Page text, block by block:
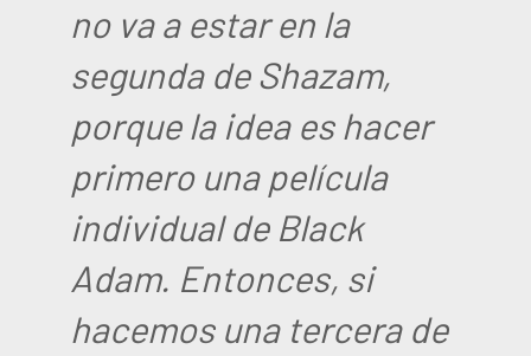
no va a estar en la
segunda de Shazam,
porque la idea es hacer
primero una película
individual de Black
Adam. Entonces, si
hacemos una tercera de